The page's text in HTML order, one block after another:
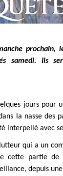
prochain,
samedi. Ils
jours pour
la nasse des
interpellé avec
qui a un
cette partie de
depuis